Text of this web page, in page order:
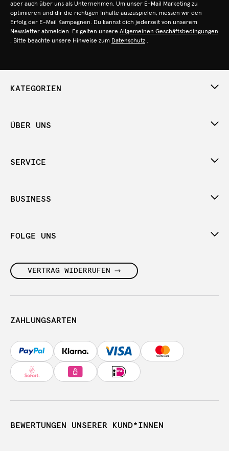
aber auch über uns als Unternehmen. Um unser E-Mail Marketing zu
optimieren und dir die richtigen Inhalte auszuspielen, messen wir den
Erfolg der E-Mail Kampagnen. Du kannst dich jederzeit von unserem
Newsletter abmelden. Es gelten unsere Allgemeinen Geschäftsbedingungen
. Bitte beachte unsere Hinweise zum Datenschutz .
KATEGORIEN
ÜBER UNS
SERVICE
BUSINESS
FOLGE UNS
VERTRAG WIDERRUFEN
ZAHLUNGSARTEN
BEWERTUNGEN UNSERER KUND*INNEN